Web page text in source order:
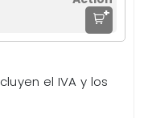
+
el IVA y los